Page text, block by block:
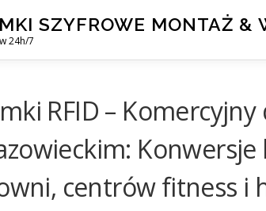
SZYFROWE MONTAŻ &
24h/7
RFID –
centrów fitness